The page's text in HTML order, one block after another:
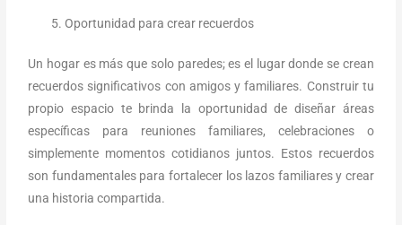
Oportunidad para crear recuerdos
Un hogar es más que solo paredes; es el lugar donde se crean
recuerdos significativos con amigos y familiares. Construir tu
propio espacio te brinda la oportunidad de diseñar áreas
específicas para reuniones familiares, celebraciones o
simplemente momentos cotidianos juntos. Estos recuerdos
son fundamentales para fortalecer los lazos familiares y crear
una historia compartida.